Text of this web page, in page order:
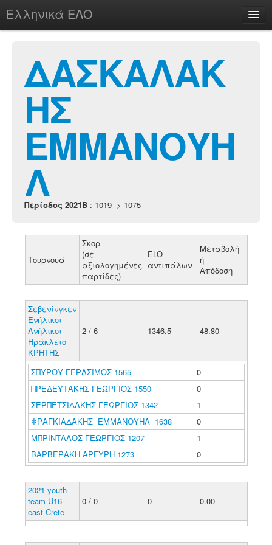
Ελληνικά ΕΛΟ
chesstu.be @ discord
Login
ΔΑΣΚΑΛΑΚ
ΗΣ
ΕΜΜΑΝΟΥΗ
Λ
Περίοδος 2021B : 1019 -> 1075
Τουρνουά
Σκορ
(σε
αξιολογημένες
παρτίδες)
ELO
αντιπάλων
Μεταβολή
ή
Απόδοση
Σεβενίνγκεν
Ενήλικοι -
Ανήλικοι
Ηράκλειο
ΚΡΗΤΗΣ
2 / 6 1346.5 48.80
ΣΠΥΡΟΥ ΓΕΡΑΣΙΜΟΣ 1565
0
ΠΡΕΔΕΥΤΑΚΗΣ ΓΕΩΡΓΙΟΣ 1550
0
ΣΕΡΠΕΤΣΙΔΑΚΗΣ ΓΕΩΡΓΙΟΣ 1342
1
ΦΡΑΓΚΙΑΔΑΚΗΣ ΕΜΜΑΝΟΥΗΛ 1638
0
ΜΠΡΙΝΤΑΛΟΣ ΓΕΩΡΓΙΟΣ 1207
1
ΒΑΡΒΕΡΑΚΗ ΑΡΓΥΡΗ 1273
0
2021 youth
team U16 -
east Crete
0 / 0 0 0.00